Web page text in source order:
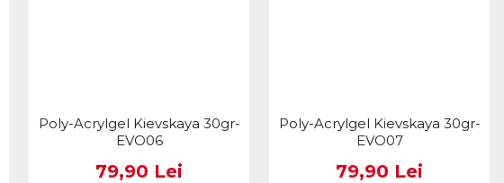
Poly-Acrylgel Kievskaya 30gr-
EVO06
79,90 Lei
Poly-Acrylgel Kievskaya 30gr-
EVO07
79,90 Lei